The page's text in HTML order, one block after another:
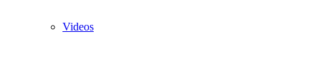
Videos